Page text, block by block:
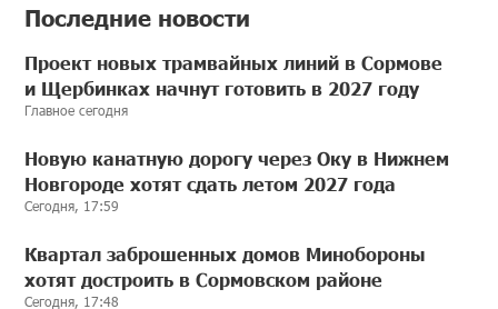
Последние новости
Проект новых трамвайных линий в Сормове
и Щербинках начнут готовить в 2027 году
Главное сегодня
Новую канатную дорогу через Оку в Нижнем
Новгороде хотят сдать летом 2027 года
Сегодня, 17:59
Квартал заброшенных домов Минобороны
хотят достроить в Сормовском районе
Сегодня, 17:48